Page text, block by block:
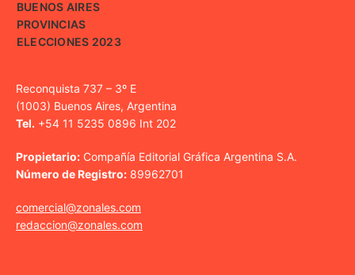
BUENOS AIRES
PROVINCIAS
ELECCIONES 2023
Reconquista 737 – 3º E
(1003) Buenos Aires, Argentina
Tel. +54 11 5235 0896 Int 202
Propietario: Compañía Editorial Gráfica Argentina S.A.
Número de Registro: 89962701
comercial@zonales.com
redaccion@zonales.com